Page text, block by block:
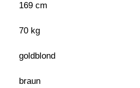
169 cm
70 kg
goldblond
braun